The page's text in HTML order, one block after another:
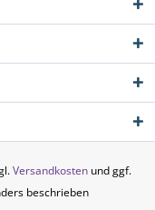
Versandkosten und ggf.
beschrieben